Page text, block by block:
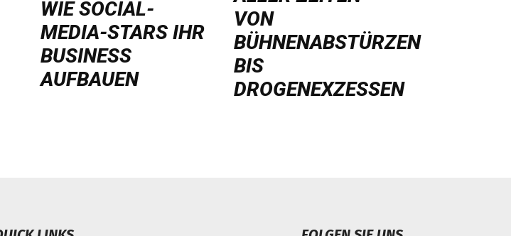
WIE SOCIAL-
MEDIA-STARS IHR
BUSINESS
AUFBAUEN
ON B
ÜHNENABSTÜRZEN B
IS D
ROGENEXZESSEN